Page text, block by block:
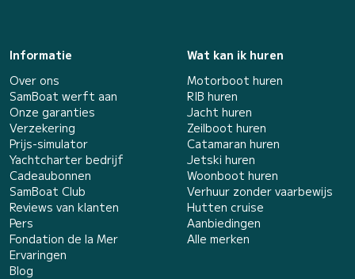
Informatie
Over ons
SamBoat werft aan
Onze garanties
Verzekering
Prijs-simulator
Yachtcharter bedrijf
Cadeaubonnen
SamBoat Club
Reviews van klanten
Pers
Fondation de la Mer
Ervaringen
Blog
Wat kan ik huren
Motorboot huren
RIB huren
Jacht huren
Zeilboot huren
Catamaran huren
Jetski huren
Woonboot huren
Verhuur zonder vaarbewijs
Hutten cruise
Aanbiedingen
Alle merken